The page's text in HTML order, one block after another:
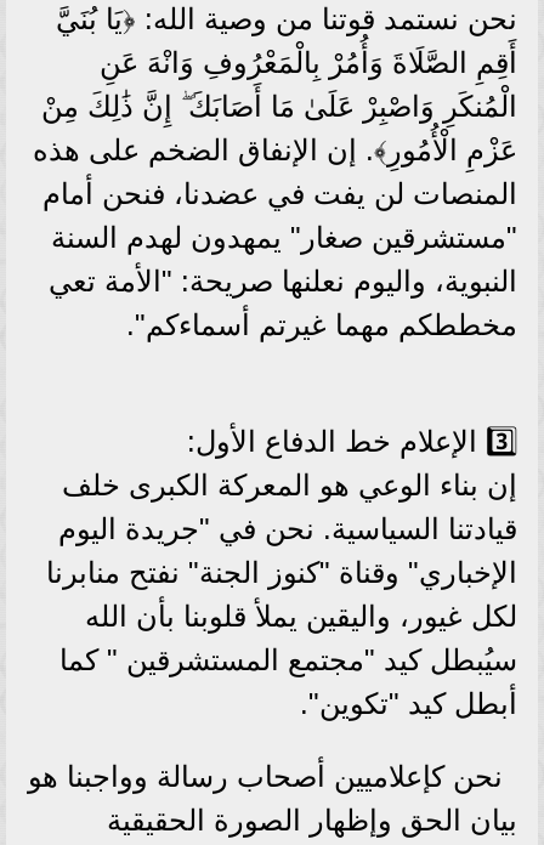
نحن نستمد قوتنا من وصية الله: ﴿يَا بُنَيَّ
أَقِمِ الصَّلَاةَ وَأُمُرْ بِالْمَعْرُوفِ وَانْهَ عَنِ
الْمُنكَرِ وَاصْبِرْ عَلَىٰ مَا أَصَابَكَ ۖ إِنَّ ذَٰلِكَ مِنْ
عَزْمِ الْأُمُورِ﴾. إن الإنفاق الضخم على هذه
المنصات لن يفت في عضدنا، فنحن أمام
"مستشرقين صغار" يمهدون لهدم السنة
النبوية، واليوم نعلنها صريحة: "الأمة تعي
مخططكم مهما غيرتم أسماءكم".
3️⃣ الإعلام خط الدفاع الأول:
إن بناء الوعي هو المعركة الكبرى خلف
قيادتنا السياسية. نحن في "جريدة اليوم
الإخباري" وقناة "كنوز الجنة" نفتح منابرنا
لكل غيور، واليقين يملأ قلوبنا بأن الله
سيُبطل كيد "مجتمع المستشرقين " كما
أبطل كيد "تكوين".
نحن كإعلاميين أصحاب رسالة وواجبنا هو
بيان الحق وإظهار الصورة الحقيقية